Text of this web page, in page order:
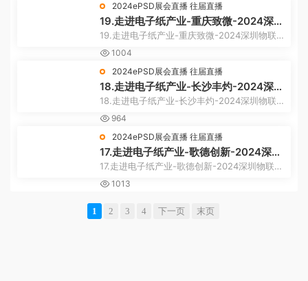
2024ePSD展会直播 往届直播
19.走进电子纸产业-重庆致微-2024深圳
物联网展
19.走进电子纸产业-重庆致微-2024深圳物联网
展 1004
2024ePSD展会直播 往届直播
18.走进电子纸产业-长沙丰灼-2024深圳
物联网展
18.走进电子纸产业-长沙丰灼-2024深圳物联网
展 964
2024ePSD展会直播 往届直播
17.走进电子纸产业-歌德创新-2024深圳
物联网展
17.走进电子纸产业-歌德创新-2024深圳物联网
展 1013
1 2 3 4 下一页 末页